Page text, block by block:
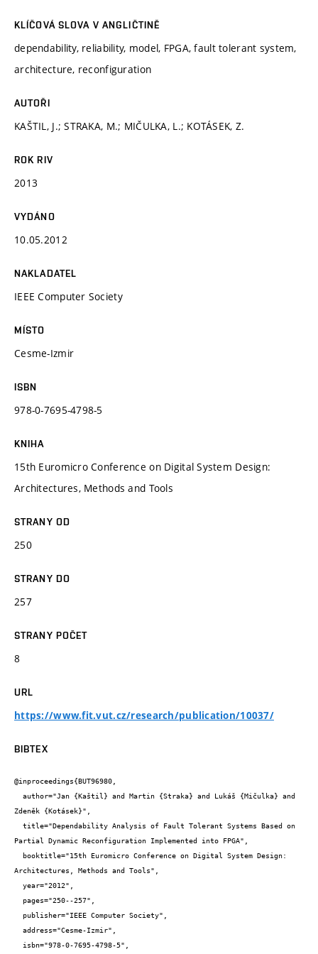
KLÍČOVÁ SLOVA V ANGLIČTINĚ
dependability, reliability, model, FPGA, fault tolerant system,
architecture, reconfiguration
AUTOŘI
KAŠTIL, J.; STRAKA, M.; MIČULKA, L.; KOTÁSEK, Z.
ROK RIV
2013
VYDÁNO
10.05.2012
NAKLADATEL
IEEE Computer Society
MÍSTO
Cesme-Izmir
ISBN
978-0-7695-4798-5
KNIHA
15th Euromicro Conference on Digital System Design:
Architectures, Methods and Tools
STRANY OD
250
STRANY DO
257
STRANY POČET
8
URL
https://www.fit.vut.cz/research/publication/10037/
BIBTEX
@inproceedings{BUT96980,
Zdeněk {Kotásek}",
Partial Dynamic Reconfiguration Implemented into FPGA",
Architectures, Methods and Tools",